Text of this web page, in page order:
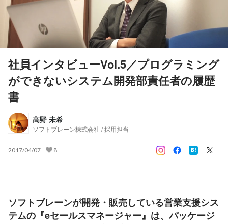
社員インタビューVol.5／プログラミング
ができないシステム開発部責任者の履歴
書
高野 未希
ソフトブレーン株式会社 / 採用担当
2017/04/07 8
ソフトブレーンが開発・販売している営業支援シス
テムの『eセールスマネージャー』は、パッケージ